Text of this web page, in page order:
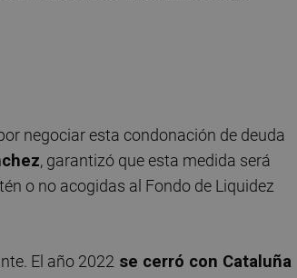
negociar esta condonación de deuda
, garantizó que esta medida será
o no acogidas al Fondo de Liquidez
El año 2022 se cerró con Cataluña